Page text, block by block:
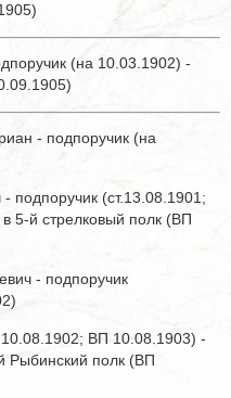
(на 10.03.1902) -
- подпоручик (на
подпоручик (ст.13.08.1901;
5-й стрелковый полк (ВП
- подпоручик
ВП 10.08.1903) -
Рыбинский полк (ВП